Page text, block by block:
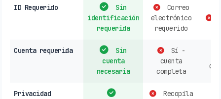
ID Requerido
Sin
identificación
requerida
Correo
electrónico
requerido
Cuenta requerida
Sin
cuenta
necesaria
Sí -
cuenta
completa
Privacidad
Recopila